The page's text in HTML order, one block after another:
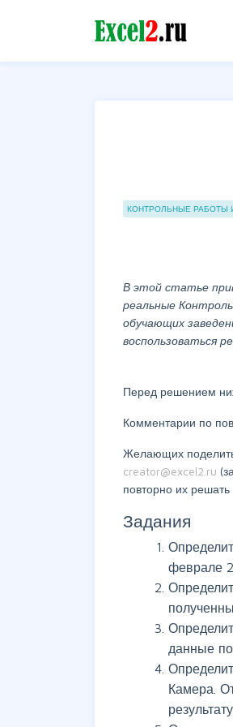
Группы статей
КОНТРОЛЬНЫЕ РАБОТЫ
В этой статье
реальные
обучающих
воспользоваться
Перед решением
Комментарии по
Желающих
creator@excel2.ru
повторно их
Задания
феврале
данные
Камера.